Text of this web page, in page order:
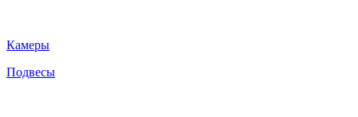
Камеры
Подвесы